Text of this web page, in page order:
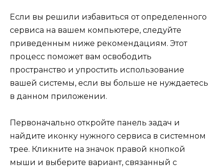
Если вы решили избавиться от определенного
сервиса на вашем компьютере, следуйте
приведенным ниже рекомендациям. Этот
процесс поможет вам освободить
пространство и упростить использование
вашей системы, если вы больше не нуждаетесь
в данном приложении.
Первоначально откройте панель задач и
найдите иконку нужного сервиса в системном
трее. Кликните на значок правой кнопкой
мыши и выберите вариант, связанный с